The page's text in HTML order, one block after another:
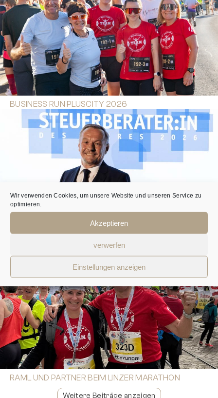
Wir verwenden Cookies, um unsere Website und unseren Service zu
optimieren.
Akzeptieren
verwerfen
Einstellungen anzeigen
BUSINESS RUN PLUSCITY 2026
ZUM 12. MAL STEUERBERATER DES JAHRES
RAML UND PARTNER BEIM LINZER MARATHON
Weitere Beiträge anzeigen